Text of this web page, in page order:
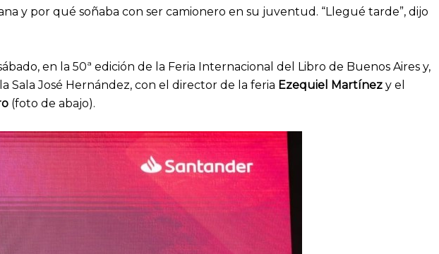
y por qué soñaba con ser camionero en su juventud. “Llegué tarde”, dijo
en la 50ª edición de la Feria Internacional del Libro de Buenos Aires y,
Sala José Hernández, con el director de la feria Ezequiel Martínez y el
(foto de abajo).